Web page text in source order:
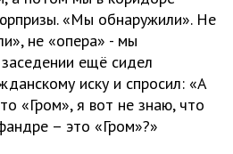
«Мы обнаружили». Не
не «опера» - мы
ещё сидел
иску и спросил: «А
«Гром», я вот не знаю, что
– это «Гром»?»